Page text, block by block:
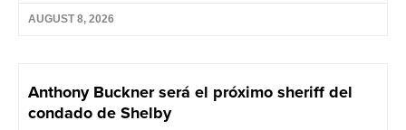
AUGUST 8, 2026
Anthony Buckner será el próximo sheriff del
condado de Shelby